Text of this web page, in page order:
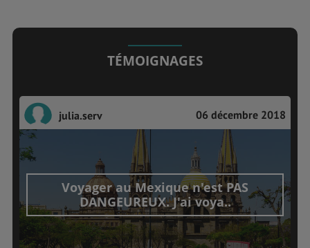
TÉMOIGNAGES
julia.serv 06 décembre 2018
Voyager au Mexique n'est PAS
DANGEUREUX. J'ai voya..